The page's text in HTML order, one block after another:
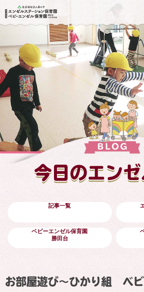
今日のエン
記事一覧
ベビーエンゼル保育園
勝田台
お部屋遊び〜ひかり組 ベ